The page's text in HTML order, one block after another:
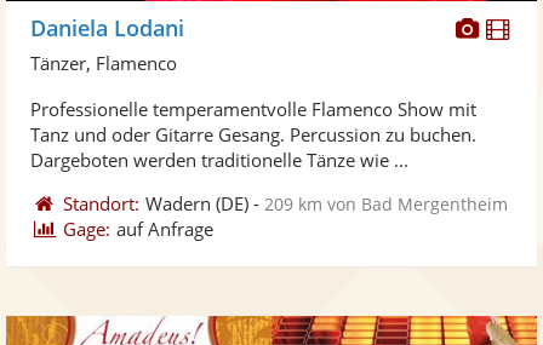
Daniela Lodani
Tänzer, Flamenco
Professionelle temperamentvolle Flamenco Show mit
Tanz und oder Gitarre Gesang. Percussion zu buchen.
Dargeboten werden traditionelle Tänze wie ...
Standort: Wadern (DE) - 209 km von Bad Mergentheim
Gage: auf Anfrage